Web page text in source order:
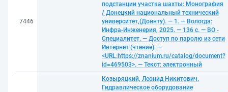
7446
подстанции участка шахты: Монография
/ Донецкий национальный технический
университет,(Доннту). — 1. — Вологда:
Инфра-Инженерия, 2025. — 136 с. — ВО -
Специалитет. — Доступ по паролю из сети
Интернет (чтение). —
<URL:https://znanium.ru/catalog/document?
id=469503>. — Текст: электронный
Козыряцкий, Леонид Никитович.
Гидравлическое оборудование